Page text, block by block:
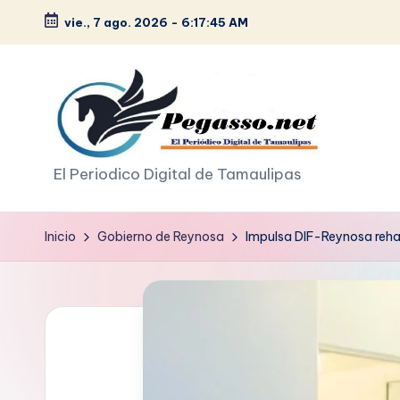
Saltar
contenido
vie., 7 ago. 2026 - 6:17:47 AM
p
e
g
El Periodico Digital de Tamaulipas
Inicio Gobierno de Reynosa Impulsa DIF-Reynosa